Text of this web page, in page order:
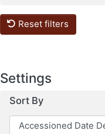
Reset filters
Settings
Sort By